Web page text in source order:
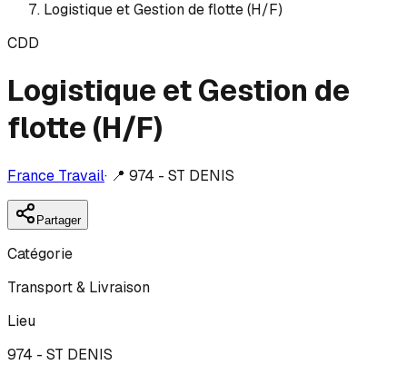
Logistique et Gestion de flotte (H/F)
CDD
Logistique et Gestion de
flotte (H/F)
France Travail· 📍 974 - ST DENIS
Partager
Catégorie
Transport & Livraison
Lieu
974 - ST DENIS